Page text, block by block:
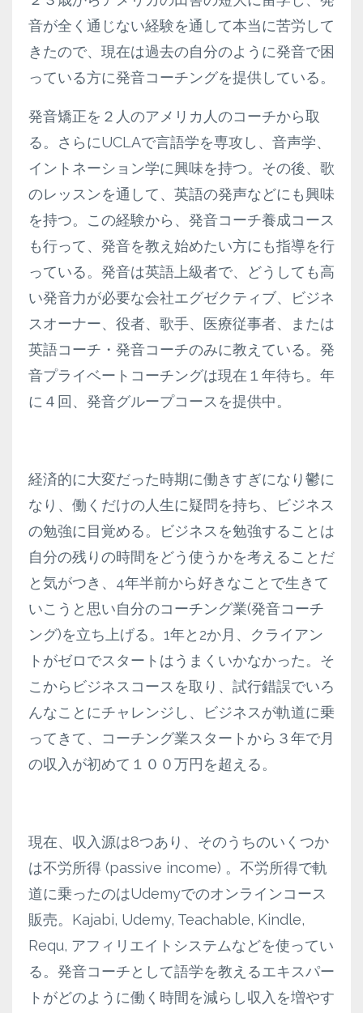
音が全く通じない経験を通して本当に苦労して
きたので、現在は過去の自分のように発音で困
っている方に発音コーチングを提供している。
発音矯正を２人のアメリカ人のコーチから取
る。さらにUCLAで言語学を専攻し、音声学、
イントネーション学に興味を持つ。その後、歌
のレッスンを通して、英語の発声などにも興味
を持つ。この経験から、発音コーチ養成コース
も行って、発音を教え始めたい方にも指導を行
っている。発音は英語上級者で、どうしても高
い発音力が必要な会社エグゼクティブ、ビジネ
スオーナー、役者、歌手、医療従事者、または
英語コーチ・発音コーチのみに教えている。発
音プライベートコーチングは現在１年待ち。年
に４回、発音グループコースを提供中。
経済的に大変だった時期に働きすぎになり鬱に
なり、働くだけの人生に疑問を持ち、ビジネス
の勉強に目覚める。ビジネスを勉強することは
自分の残りの時間をどう使うかを考えることだ
と気がつき、4年半前から好きなことで生きて
いこうと思い自分のコーチング業(発音コーチ
ング)を立ち上げる。1年と2か月、クライアン
トがゼロでスタートはうまくいかなかった。そ
こからビジネスコースを取り、試行錯誤でいろ
んなことにチャレンジし、ビジネスが軌道に乗
ってきて、コーチング業スタートから３年で月
の収入が初めて１００万円を超える。
現在、収入源は8つあり、そのうちのいくつか
は不労所得 (passive income) 。不労所得で軌
道に乗ったのはUdemyでのオンラインコース
販売。Kajabi, Udemy, Teachable, Kindle,
Requ, アフィリエイトシステムなどを使ってい
る。発音コーチとして語学を教えるエキスパー
トがどのように働く時間を減らし収入を増やす